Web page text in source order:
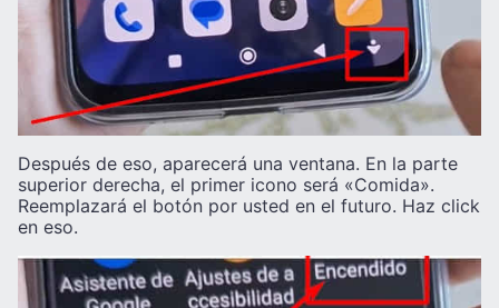
Después de eso, aparecerá una ventana. En la parte
superior derecha, el primer icono será «Comida».
Reemplazará el botón por usted en el futuro. Haz click
en eso.